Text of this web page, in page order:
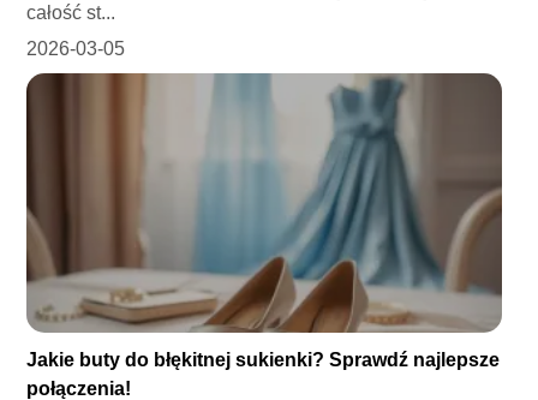
całość st...
2026-03-05
Jakie buty do błękitnej sukienki? Sprawdź najlepsze
połączenia!